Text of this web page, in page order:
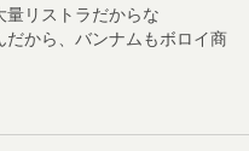
リストラだからな
から、バンナムもボロイ商